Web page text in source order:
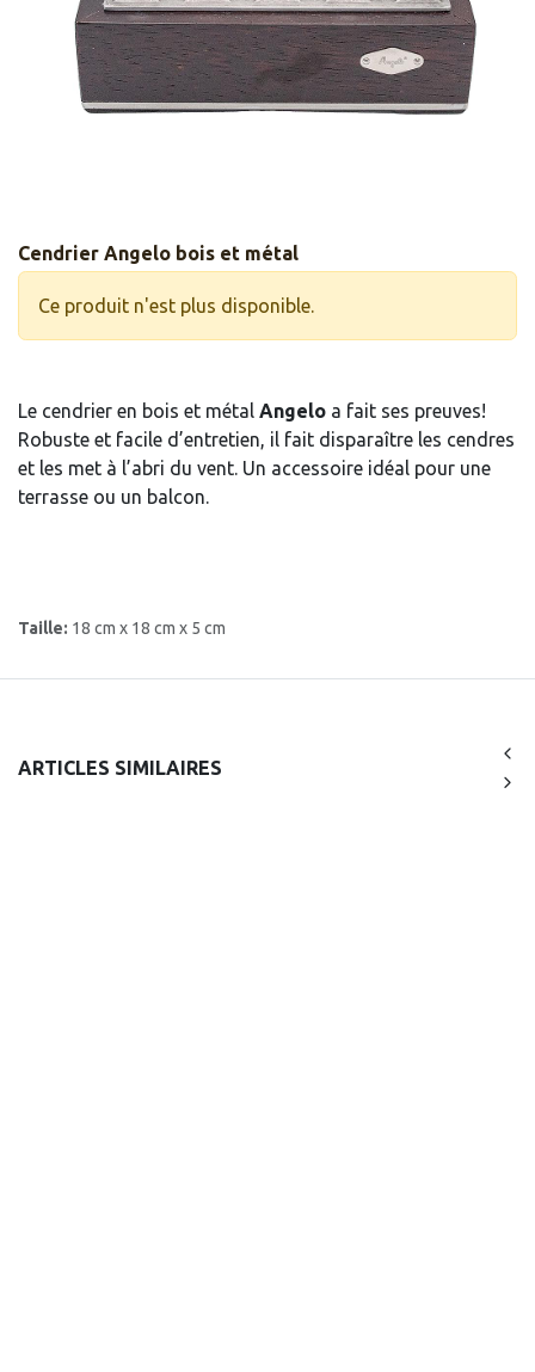
Cendrier Angelo bois et métal
Ce produit n'est plus disponible.
Le cendrier en bois et métal Angelo a fait ses preuves!
Robuste et facile d’entretien, il fait disparaître les cendres
et les met à l’abri du vent. Un accessoire idéal pour une
terrasse ou un balcon.
Taille: 18 cm x 18 cm x 5 cm
ARTICLES SIMILAIRES